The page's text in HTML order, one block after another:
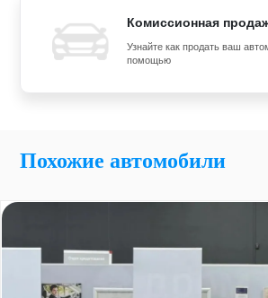
Комиссионная
Узнайте как продать ваш
помощью
Похожие автомобили